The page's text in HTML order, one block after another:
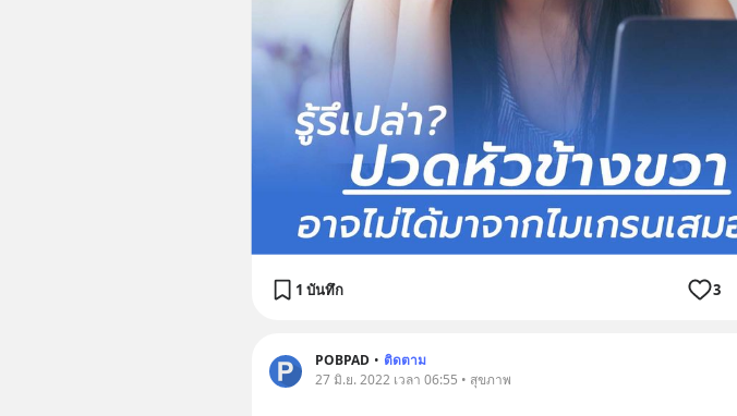
1 บันทึก 3
POBPAD • ติดตาม
27 มิ.ย. 2022 เวลา 06:55 • สุขภาพ